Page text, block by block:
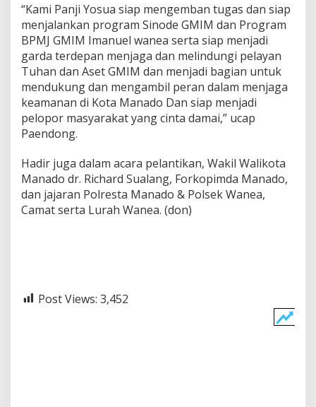
“Kami Panji Yosua siap mengemban tugas dan siap
menjalankan program Sinode GMIM dan Program
BPMJ GMIM Imanuel wanea serta siap menjadi
garda terdepan menjaga dan melindungi pelayan
Tuhan dan Aset GMIM dan menjadi bagian untuk
mendukung dan mengambil peran dalam menjaga
keamanan di Kota Manado Dan siap menjadi
pelopor masyarakat yang cinta damai,” ucap
Paendong.
Hadir juga dalam acara pelantikan, Wakil Walikota
Manado dr. Richard Sualang, Forkopimda Manado,
dan jajaran Polresta Manado & Polsek Wanea,
Camat serta Lurah Wanea. (don)
Post Views: 3,452